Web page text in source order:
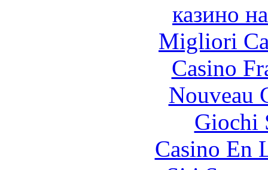
казино
Migliori
Casino
Nouveau
Giochi
Casino En